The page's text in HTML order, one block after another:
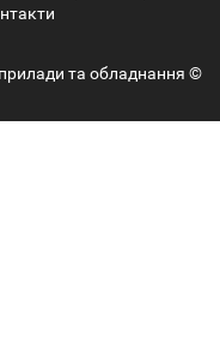
та обладнання ©